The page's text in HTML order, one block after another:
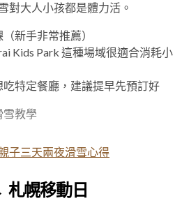
對大人小孩都是體力活。
新手非常推薦）
Kids Park 這種場域很適合消耗小
特定餐廳，建議提早先預訂好
子三天兩夜滑雪心得
幌移動日